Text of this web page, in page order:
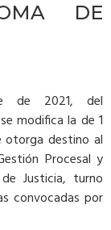
DE
de 2021, del
modifica la de 1
otorga destino al
Procesal y
Justicia, turno
convocadas por